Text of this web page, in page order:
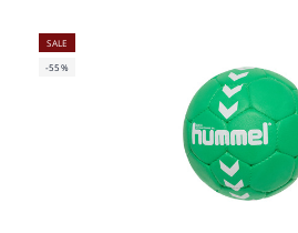
SALE
-55%